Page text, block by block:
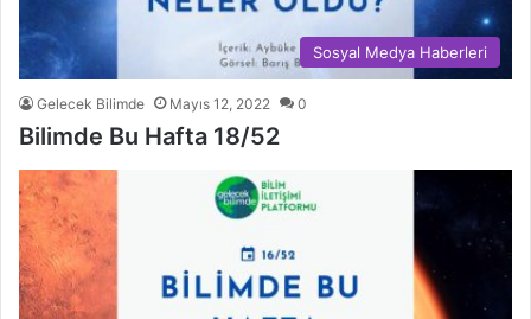
Sosyal Medya Haberleri
Gelecek Bilimde Mayıs 12, 2022 0
Bilimde Bu Hafta 18/52